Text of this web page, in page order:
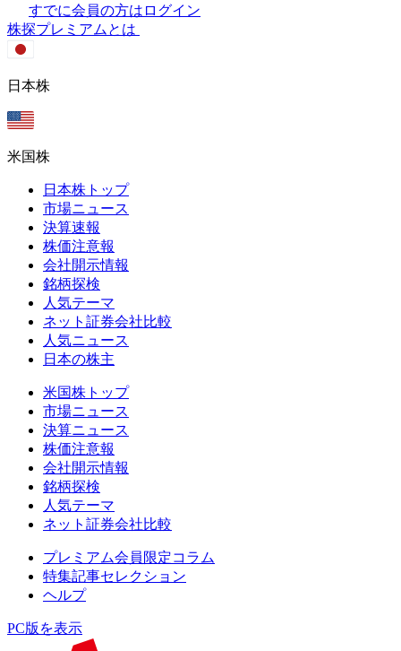
すでに会員の方はログイン
株探プレミアムとは
日本株
米国株
日本株トップ
市場ニュース
決算速報
株価注意報
会社開示情報
銘柄探検
人気テーマ
ネット証券会社比較
人気ニュース
日本の株主
米国株トップ
市場ニュース
決算ニュース
株価注意報
会社開示情報
銘柄探検
人気テーマ
ネット証券会社比較
プレミアム会員限定コラム
特集記事セレクション
ヘルプ
PC版を表示